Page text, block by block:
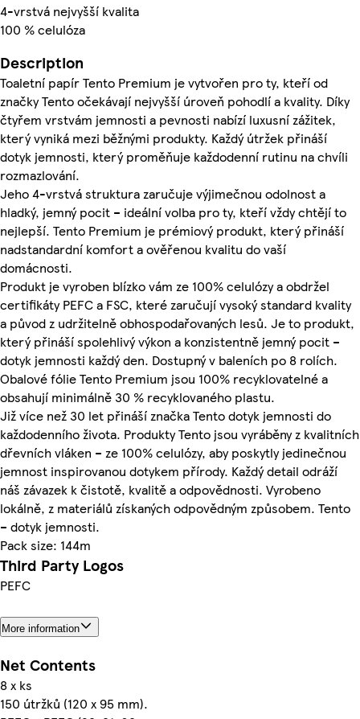
4-vrstvá nejvyšší kvalita
100 % celulóza
Description
Toaletní papír Tento Premium je vytvořen pro ty, kteří od
značky Tento očekávají nejvyšší úroveň pohodlí a kvality. Díky
čtyřem vrstvám jemnosti a pevnosti nabízí luxusní zážitek,
který vyniká mezi běžnými produkty. Každý útržek přináší
dotyk jemnosti, který proměňuje každodenní rutinu na chvíli
rozmazlování.
Jeho 4-vrstvá struktura zaručuje výjimečnou odolnost a
hladký, jemný pocit – ideální volba pro ty, kteří vždy chtějí to
nejlepší. Tento Premium je prémiový produkt, který přináší
nadstandardní komfort a ověřenou kvalitu do vaší
domácnosti.
Produkt je vyroben blízko vám ze 100% celulózy a obdržel
certifikáty PEFC a FSC, které zaručují vysoký standard kvality
a původ z udržitelně obhospodařovaných lesů. Je to produkt,
který přináší spolehlivý výkon a konzistentně jemný pocit –
dotyk jemnosti každý den. Dostupný v baleních po 8 rolích.
Obalové fólie Tento Premium jsou 100% recyklovatelné a
obsahují minimálně 30 % recyklovaného plastu.
Již více než 30 let přináší značka Tento dotyk jemnosti do
každodenního života. Produkty Tento jsou vyráběny z kvalitních
dřevních vláken – ze 100% celulózy, aby poskytly jedinečnou
jemnost inspirovanou dotykem přírody. Každý detail odráží
náš závazek k čistotě, kvalitě a odpovědnosti. Vyrobeno
lokálně, z materiálů získaných odpovědným způsobem. Tento
– dotyk jemnosti.
Pack size: 144m
Third Party Logos
PEFC
More information
Net Contents
8 x ks
150 útržků (120 x 95 mm).